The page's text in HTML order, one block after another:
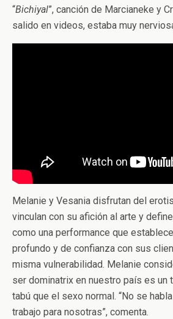
“Bichiyal”, canción de Marcianeke y
salido en videos, estaba muy
Melanie y Vesania disfrutan del
vinculan con su afición al arte y
como una performance que
profundo y de confianza con sus
misma vulnerabilidad. Melanie
ser dominatrix en nuestro país es un
tabú que el sexo normal. “No se
trabajo para nosotras”, comenta.